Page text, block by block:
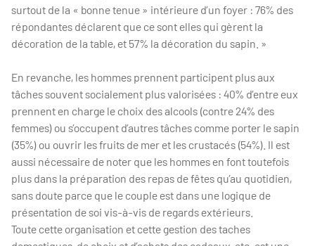
surtout de la « bonne tenue » intérieure d’un foyer : 76% des
répondantes déclarent que ce sont elles qui gèrent la
décoration de la table, et 57% la décoration du sapin. »
En revanche, les hommes prennent participent plus aux
tâches souvent socialement plus valorisées : 40% d’entre eux
prennent en charge le choix des alcools (contre 24% des
femmes) ou s’occupent d’autres tâches comme porter le sapin
(35%) ou ouvrir les fruits de mer et les crustacés (54%). Il est
aussi nécessaire de noter que les hommes en font toutefois
plus dans la préparation des repas de fêtes qu’au quotidien,
sans doute parce que le couple est dans une logique de
présentation de soi vis-à-vis de regards extérieurs.
Toute cette organisation et cette gestion des taches